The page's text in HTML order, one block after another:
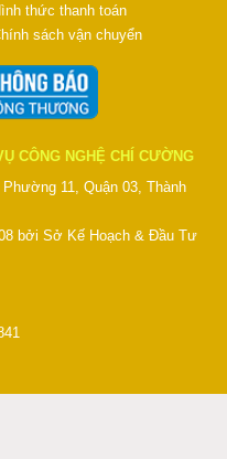
thức thanh toán
sách vận chuyển
CÔNG NGHỆ CHÍ CƯỜNG
11, Quận 03, Thành
bởi Sở Kế Hoạch & Đầu Tư